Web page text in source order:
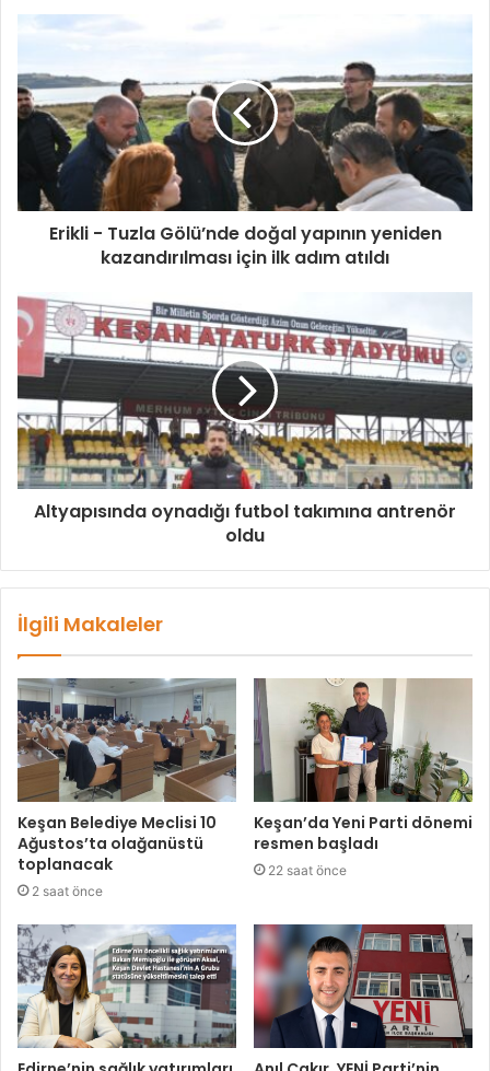
Erikli - Tuzla Gölü’nde doğal yapının yeniden
kazandırılması için ilk adım atıldı
Altyapısında oynadığı futbol takımına antrenör
oldu
İlgili Makaleler
Keşan Belediye Meclisi 10
Ağustos’ta olağanüstü
toplanacak
2 saat önce
Keşan’da Yeni Parti dönemi
resmen başladı
22 saat önce